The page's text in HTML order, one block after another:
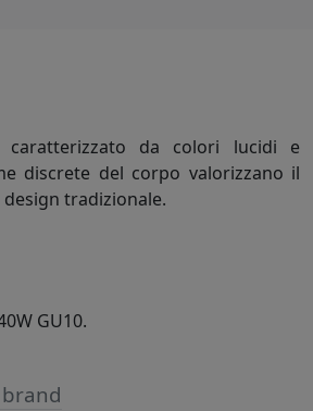
caratterizzato da colori lucidi e
discrete del corpo valorizzano il
tradizionale.
GU10.